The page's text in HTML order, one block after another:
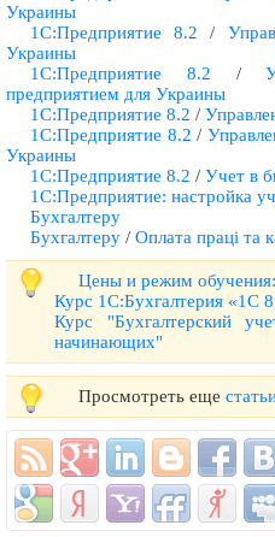
Украины
1С:Предприятие 8.2 /
Украины
1С:Предприятие 8.2 /
предприятием для Украины
1С:Предприятие 8.2 /
1С:Предприятие 8.2 /
Украины
1С:Предприятие 8.2 / Учет в
1С:Предприятие: настройка
Бухгалтеру
Бухгалтеру / Оплата праці та
Цены и режим обучения:
Курс 1С:Бухгалтерия «1С
Курс "Бухгалтерский
начинающих"
Просмотреть еще